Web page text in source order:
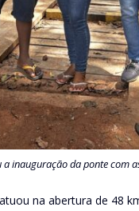
inauguração da ponte com
na abertura de 48